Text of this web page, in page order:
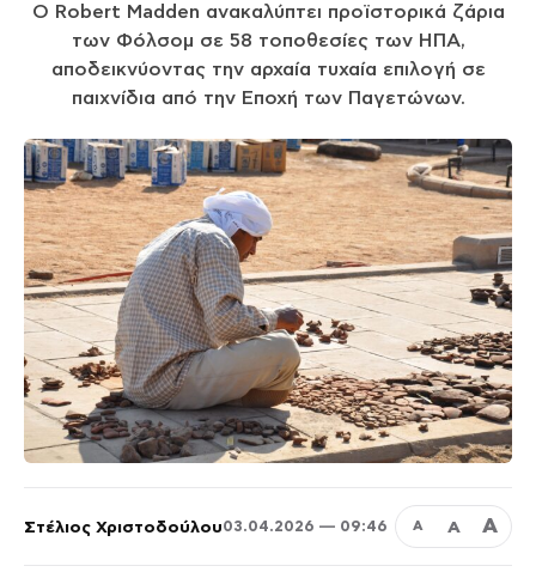
Ο Robert Madden ανακαλύπτει προϊστορικά ζάρια
των Φόλσομ σε 58 τοποθεσίες των ΗΠΑ,
αποδεικνύοντας την αρχαία τυχαία επιλογή σε
παιχνίδια από την Εποχή των Παγετώνων.
Στέλιος Χριστοδούλου03.04.2026 — 09:46 Α Α Α